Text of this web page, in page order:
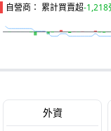
自營商： 累計買賣超-1,218
外資